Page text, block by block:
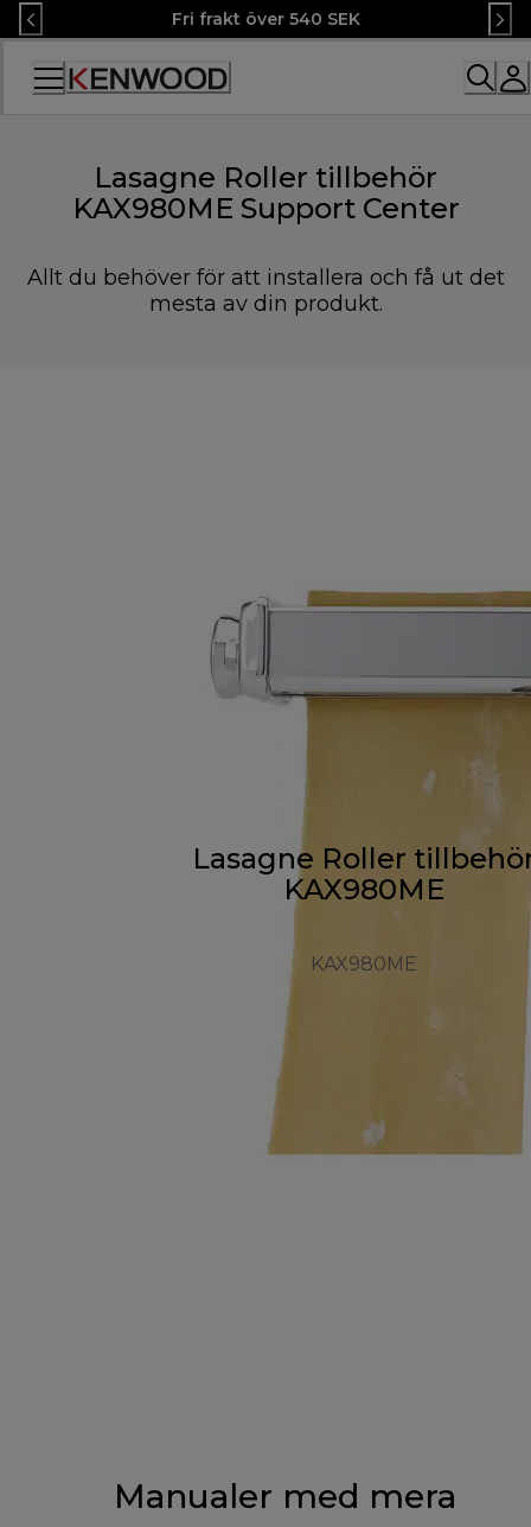
Skip
to
Content
Fri frakt över 540 SEK
Accessibility
Lasagne Roller tillbehör
KAX980ME Support Center
Allt du behöver för att installera och få ut det
mesta av din produkt.
Lasagne Roller
KAX980ME
KAX980ME
Manualer med mera